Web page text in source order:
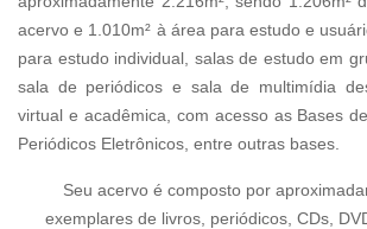
acervo e 1.010m² à área para estudo e
para estudo individual, salas de estudo em
sala de periódicos e sala de multimídia
virtual e acadêmica, com acesso as Bases
Periódicos Eletrônicos, entre outras bases.
Seu acervo é composto por
exemplares de livros, periódicos, CDs,